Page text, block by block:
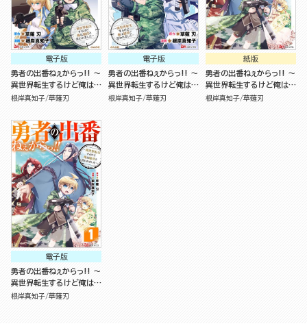
電子版
勇者の出番ねぇからっ!! ～
異世界転生するけど俺は脇
役と言われました～ コミッ
根岸真知子 草薙刃
電子版
勇者の出番ねぇからっ!! ～
異世界転生するけど俺は脇
役と言われました～ コミッ
根岸真知子 草薙刃
紙版
勇者の出番ねぇからっ!! ～
異世界転生するけど俺は脇
役と言われました～（2）
根岸真知子 草薙刃
電子版
勇者の出番ねぇからっ!! ～
異世界転生するけど俺は脇
役と言われました～ コミッ
根岸真知子 草薙刃